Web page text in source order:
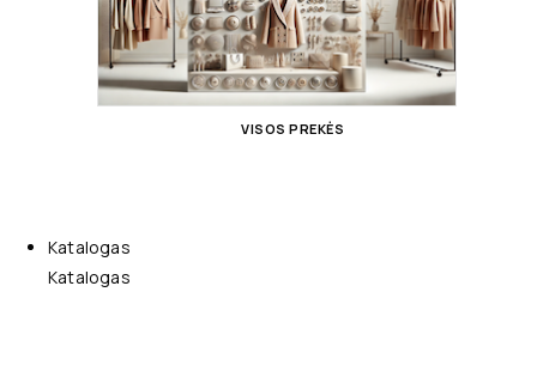
VISOS PREKĖS
Katalogas
Katalogas